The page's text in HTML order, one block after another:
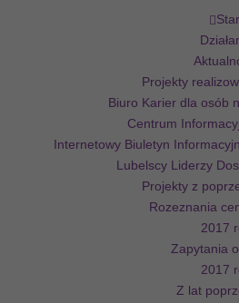
Projekty
Biuro Karier dla osób
Centrum
Internetowy Biuletyn
Lubelscy Liderzy
Projekty z
Rozeznania
2017
Zapytania
2017
Z lat